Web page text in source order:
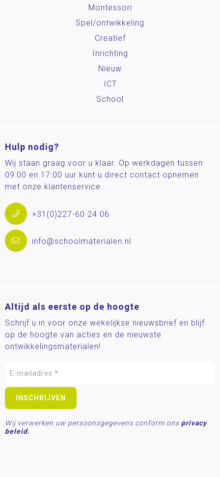
Montessori
Spel/ontwikkeling
Creatief
Inrichting
Nieuw
ICT
School
Hulp nodig?
Wij staan graag voor u klaar. Op werkdagen tussen
09:00 en 17:00 uur kunt u direct contact opnemen
met onze klantenservice.
+31(0)227-60 24 06
info@schoolmaterialen.nl
Altijd als eerste op de hoogte
Schrijf u in voor onze wekelijkse nieuwsbrief en blijf
op de hoogte van acties en de nieuwste
ontwikkelingsmaterialen!
Wij verwerken uw persoonsgegevens conform ons privacy
beleid.